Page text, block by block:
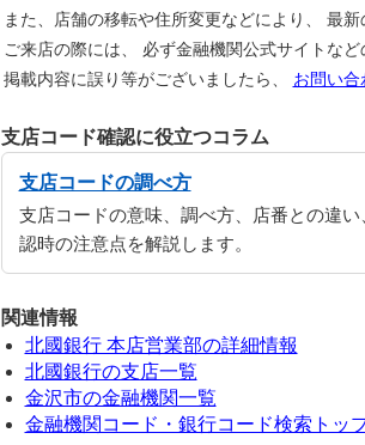
また、店舗の移転や住所変更などにより、 最
ご来店の際には、 必ず金融機関公式サイトなど
掲載内容に誤り等がございましたら、 お問い合
支店コード確認に役立つコラム
支店コードの調べ方
支店コードの意味、調べ方、店番との違い
認時の注意点を解説します。
関連情報
北國銀行 本店営業部の詳細情報
北國銀行の支店一覧
金沢市の金融機関一覧
金融機関コード・銀行コード検索トッ